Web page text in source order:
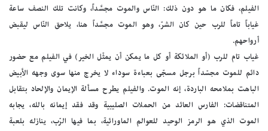
الفيلم، فكان ما هو دون ذلك: النّاس والموت مجسَّداً، وكانت تلك النصف ساعة
غياباً تاماً للرب حين كان الشرّ، وهو الموت مجسَّداً هنا، يلاحق النّاس ليقبض
أرواحهم.
غياب تام للرب (أو الملائكة أو كل ما يمكن أن يمثّل الخير) في الفيلم مع حضور
دائم للموت مجسّداً برجل مسجّى بعباءة سوداء لا يخرج منها سوى وجهه الأبيض
الباهت بملامحه الباردة، إنه الموت. والفيلم يطرح مسألة الإيمان والإلحاد بتقابل
المتناقضات: الفارس العائد من الحملات الصليبية وقد فقد إيمانه بالله، يجابه
الموت الذي هو الرمز الوحيد للعوالم الماورائية، بما فيها الرّب، ينازله بلعبة